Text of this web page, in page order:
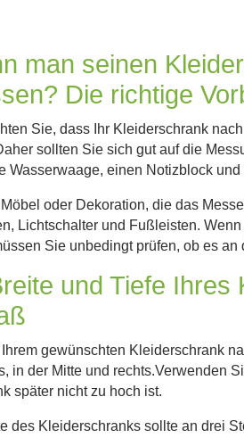
man seinen
Die richtige
Sie, dass Ihr Kleiderschrank
sollten Sie sich gut auf die
Wasserwaage, einen Notizblock
oder Dekoration, die das
Lichtschalter und Fußleisten.
Sie unbedingt prüfen, ob es
und Tiefe Ihres
gewünschten Kleiderschrank
in der Mitte und rechts.Verwenden
später nicht zu hoch ist.
des Kleiderschranks sollte an drei